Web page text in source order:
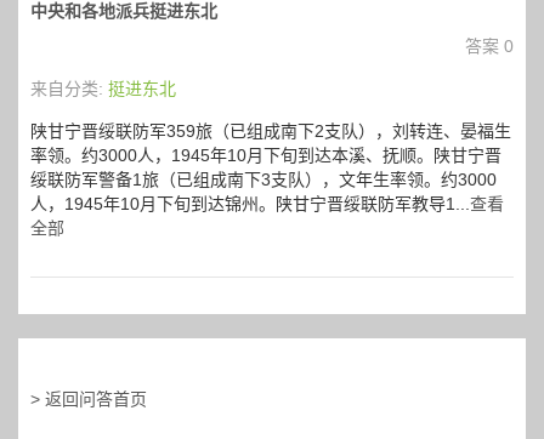
中央和各地派兵挺进东北
答案 0
来自分类: 挺进东北
陕甘宁晋绥联防军359旅（已组成南下2支队），刘转连、晏福生
率领。约3000人，1945年10月下旬到达本溪、抚顺。陕甘宁晋
绥联防军警备1旅（已组成南下3支队），文年生率领。约3000
人，1945年10月下旬到达锦州。陕甘宁晋绥联防军教导1... 查看
全部
> 返回问答首页